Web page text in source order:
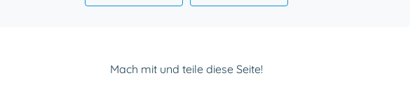
Mach mit und teile diese Seite!